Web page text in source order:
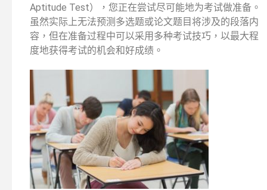
Aptitude Test），您正在尝试尽可能地为考试做准备。
虽然实际上无法预测多选题或论文题目将涉及的段落内
容，但在准备过程中可以采用多种考试技巧，以最大程
度地获得考试的机会和好成绩。